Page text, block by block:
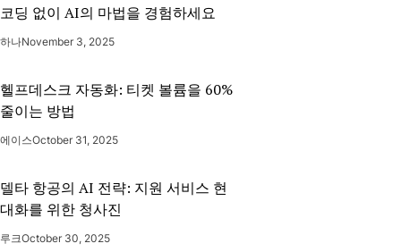
코딩 없이 AI의 마법을 경험하세요
하나November 3, 2025
헬프데스크 자동화: 티켓 볼륨을 60%
줄이는 방법
에이스October 31, 2025
델타 항공의 AI 전략: 지원 서비스 현
대화를 위한 청사진
루크October 30, 2025